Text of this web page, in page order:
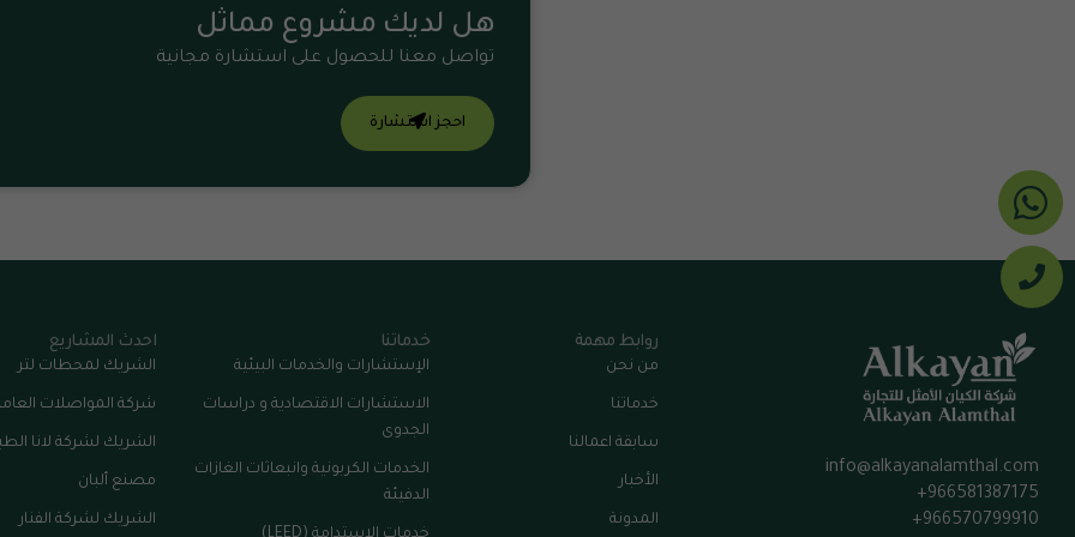
هل لديك مشروع مماثل
تواصل معنا للحصول على استشارة مجانية
احجز استشارة
info@alkayanalamthal.com
966581387175+
966570799910+
روابط مهمة
من نحن
خدماتنا
سابقة اعمالنا
الأخبار
المدونة
خدماتنا
الإستشارات والخدمات البيئية
الاستشارات الاقتصادية و دراسات
الجدوى
الخدمات الكربونية وانبعاثات الغازات
الدفيئة
احدث المشاريع
الشريك لمحطات لتر
شركة المواصلات
الشريك لشركة لانا
مصنع ألبان
الشريك لشركة الفنار